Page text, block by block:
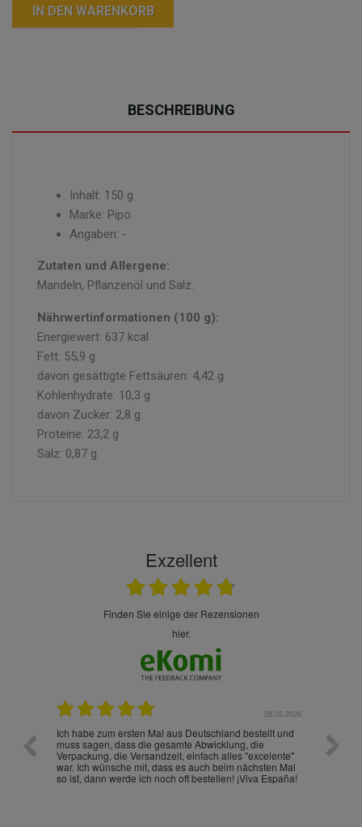
IN DEN WARENKORB
BESCHREIBUNG
Inhalt: 150 g
Marke: Pipo
Angaben: -
Zutaten und Allergene:
Mandeln, Pflanzenöl und Salz.
Nährwertinformationen (100 g):
Energiewert: 637 kcal
Fett: 55,9 g
davon gesättigte Fettsäuren: 4,42 g
Kohlenhydrate: 10,3 g
davon Zucker: 2,8 g
Proteine: 23,2 g
Salz: 0,87 g
Exzellent
finden Sie einige der Rezensionen
hier.
28.05.2026
Ich habe zum ersten Mal aus Deutschland bestellt und
muss sagen, dass die gesamte Abwicklung, die
Verpackung, die Versandzeit, einfach alles "excelente"
war. Ich wünsche mit, dass es auch beim nächsten Mal
so ist, dann werde ich noch oft bestellen! ¡Viva España!
Die
gut
ist